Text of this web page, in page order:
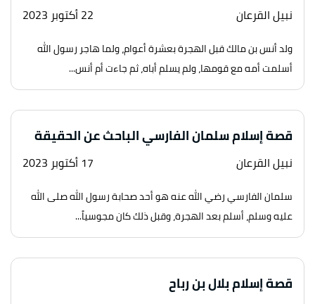
نبيل القرعان 22 أكتوبر 2023
ولد أنس بن مالك قبل الهجرة بعشرة أعوام، ولما هاجر رسول الله
أسلمت أمه مع قومها، ولم يسلم أباه، ثم جاءت أم أنس...
قصة إسلام سلمان الفارسي الباحث عن الحقيقة
نبيل القرعان 17 أكتوبر 2023
سلمان الفارسي رضي الله عنه هو أحد صحابة رسول الله صلى الله
عليه وسلم، أسلم بعد الهجرة، وقبل ذلك كان مجوسياً...
قصة إسلام بلال بن رباح